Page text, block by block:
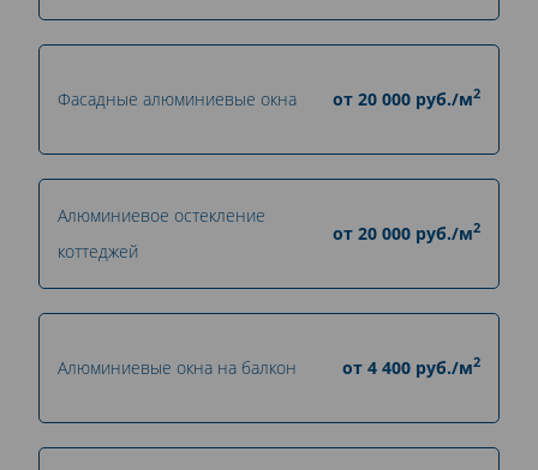
Фасадные алюминиевые окна от 20 000 руб./м2
Алюминиевое остекление
коттеджей
от 20 000 руб./м2
Алюминиевые окна на балкон от 4 400 руб./м2